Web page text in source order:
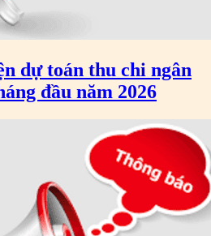
dự toán thu chi ngân
đầu năm 2026